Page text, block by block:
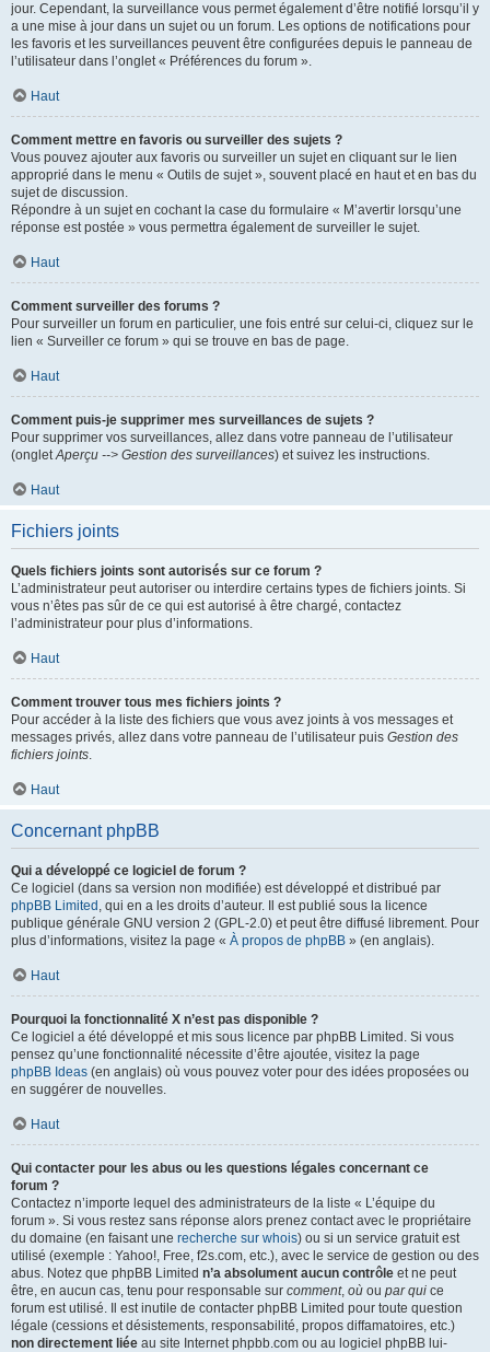
jour. Cependant, la surveillance vous permet également d’être notifié lorsqu’il y
a une mise à jour dans un sujet ou un forum. Les options de notifications pour
les favoris et les surveillances peuvent être configurées depuis le panneau de
l’utilisateur dans l’onglet « Préférences du forum ».
Haut
Comment mettre en favoris ou surveiller des sujets ?
Vous pouvez ajouter aux favoris ou surveiller un sujet en cliquant sur le lien
approprié dans le menu « Outils de sujet », souvent placé en haut et en bas du
sujet de discussion.
Répondre à un sujet en cochant la case du formulaire « M’avertir lorsqu’une
réponse est postée » vous permettra également de surveiller le sujet.
Haut
Comment surveiller des forums ?
Pour surveiller un forum en particulier, une fois entré sur celui-ci, cliquez sur le
lien « Surveiller ce forum » qui se trouve en bas de page.
Haut
Comment puis-je supprimer mes surveillances de sujets ?
Pour supprimer vos surveillances, allez dans votre panneau de l’utilisateur
(ongletAperçu --> Gestion des surveillances) et suivez les instructions.
Haut
Fichiers joints
Quels fichiers joints sont autorisés sur ce forum ?
L’administrateur peut autoriser ou interdire certains types de fichiers joints. Si
vous n’êtes pas sûr de ce qui est autorisé à être chargé, contactez
l’administrateur pour plus d’informations.
Haut
Comment trouver tous mes fichiers joints ?
Pour accéder à la liste des fichiers que vous avez joints à vos messages et
messages privés, allez dans votre panneau de l’utilisateur puis Gestion des
fichiers joints.
Haut
Concernant phpBB
Qui a développé ce logiciel de forum ?
Ce logiciel (dans sa version non modifiée) est développé et distribué par
phpBB Limited , qui en a les droits d’auteur. Il est publié sous la licence
publique générale GNU version 2 (GPL-2.0) et peut être diffusé librement. Pour
plus d’informations, visitez la page « À propos de phpBB » (en anglais).
Haut
Pourquoi la fonctionnalité X n’est pas disponible ?
Ce logiciel a été développé et mis sous licence par phpBB Limited. Si vous
pensez qu’une fonctionnalité nécessite d’être ajoutée, visitez la page
phpBB Ideas (en anglais) où vous pouvez voter pour des idées proposées ou
en suggérer de nouvelles.
Haut
Qui contacter pour les abus ou les questions légales concernant ce
forum ?
Contactez n’importe lequel des administrateurs de la liste « L’équipe du
forum ». Si vous restez sans réponse alors prenez contact avec le propriétaire
du domaine (en faisant une recherche sur whois) ou si un service gratuit est
utilisé (exemple : Yahoo!, Free, f2s.com, etc.), avec le service de gestion ou des
abus. Notez que phpBB Limited n’a absolument aucun contrôle et ne peut
être, en aucun cas, tenu pour responsable sur comment, où ou par qui ce
forum est utilisé. Il est inutile de contacter phpBB Limited pour toute question
légale (cessions et désistements, responsabilité, propos diffamatoires, etc.)
non directement liée au site Internet phpbb.com ou au logiciel phpBB lui-